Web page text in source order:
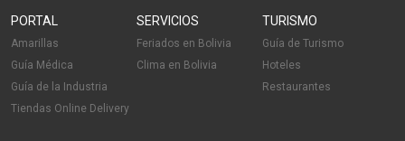
Ropa de Alpaca
Clínicas Privadas
Salud: Centros Médicos
Salud: Clínicas
Alimentos
PORTAL
Amarillas
Guía Médica
Guía de la Industria
Tiendas Online Delivery
SERVICIOS
Feriados en Bolivia
Clima en Bolivia
TURISMO
Guía de Turismo
Hoteles
Restaurantes